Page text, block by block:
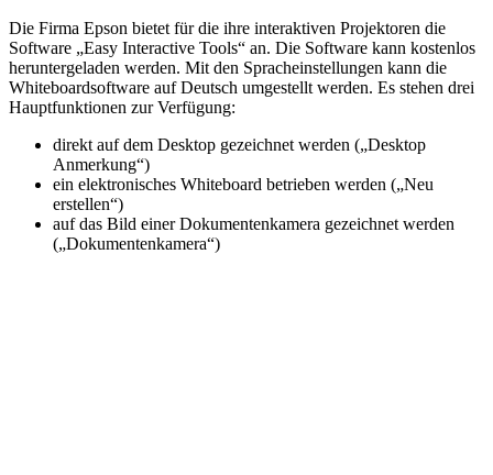
Die Firma Epson bietet für die ihre interaktiven Projektoren die
Software „Easy Interactive Tools“ an. Die Software kann kostenlos
heruntergeladen werden. Mit den Spracheinstellungen kann die
Whiteboardsoftware auf Deutsch umgestellt werden. Es stehen drei
Hauptfunktionen zur Verfügung:
direkt auf dem Desktop gezeichnet werden („Desktop
Anmerkung“)
ein elektronisches Whiteboard betrieben werden („Neu
erstellen“)
auf das Bild einer Dokumentenkamera gezeichnet werden
(„Dokumentenkamera“)